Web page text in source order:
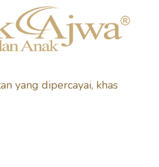
yang dipercayai, khas